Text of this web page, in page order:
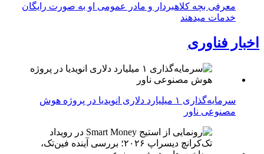
معرفی بچه کلاهبردار و مادر عمومی او به صورت رایگان
خدمات میدهند
اخبار فناوری
سرمایه‌گذاری ۱ میلیارد دلاری انویدیا در پروژه هوش
مصنوعی ناور